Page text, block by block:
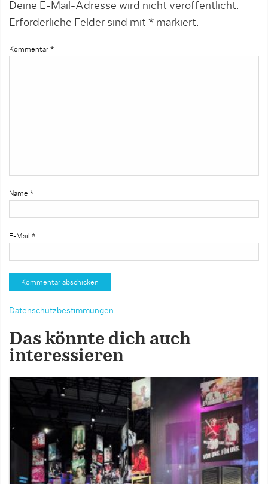
Deine E-Mail-Adresse wird nicht veröffentlicht.
Erforderliche Felder sind mit * markiert.
Kommentar *
Name *
E-Mail *
Datenschutzbestimmungen
Das könnte dich auch
interessieren